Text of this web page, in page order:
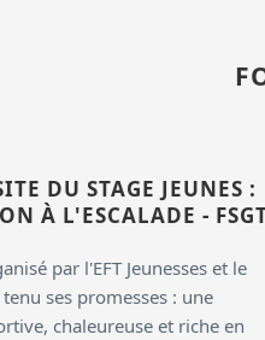
DU STAGE JEUNES :
À L'ESCALADE -
par l'EFT Jeunesses et le
ses promesses : une
chaleureuse et riche en